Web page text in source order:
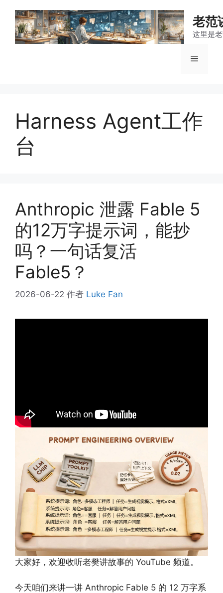
老范
这里是
菜
Harness Agent工作
台
Anthropic 泄露 Fable 5
的12万字提示词，能抄
吗？一句话复活
Fable5？
2026-06-22 作者 Luke Fan
大家好，欢迎收听老樊讲故事的 YouTube 频道。
今天咱们来讲一讲 Anthropic Fable 5 的 12 万字系